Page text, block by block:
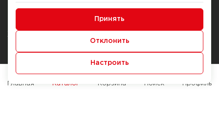
История Компании
Журнал
Наши марки
Брендирование
Доставка и оплата
Способы оплаты
Служба контроля качества
Принять
Отклонить
Настроить
Главная Каталог Корзина Поиск Профиль